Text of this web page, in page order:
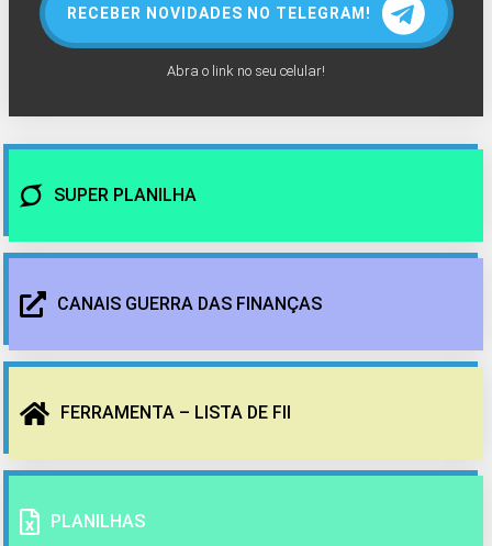
RECEBER NOVIDADES NO TELEGRAM!
Abra o link no seu celular!
SUPER PLANILHA
CANAIS GUERRA DAS FINANÇAS
FERRAMENTA – LISTA DE FII
PLANILHAS